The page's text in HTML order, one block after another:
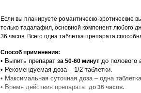
Если вы планируете романтическо-
только тадалафил, основной компонент любого
36 часов. Всего одна таблетка препарата
Способ применения:
• Выпить препарат за 50-60 минут до полового
• Рекомендуемая доза – 1/2 таблетки.
• Максимальная суточная доза – одна
• Время действия препарата: до 36 часов.